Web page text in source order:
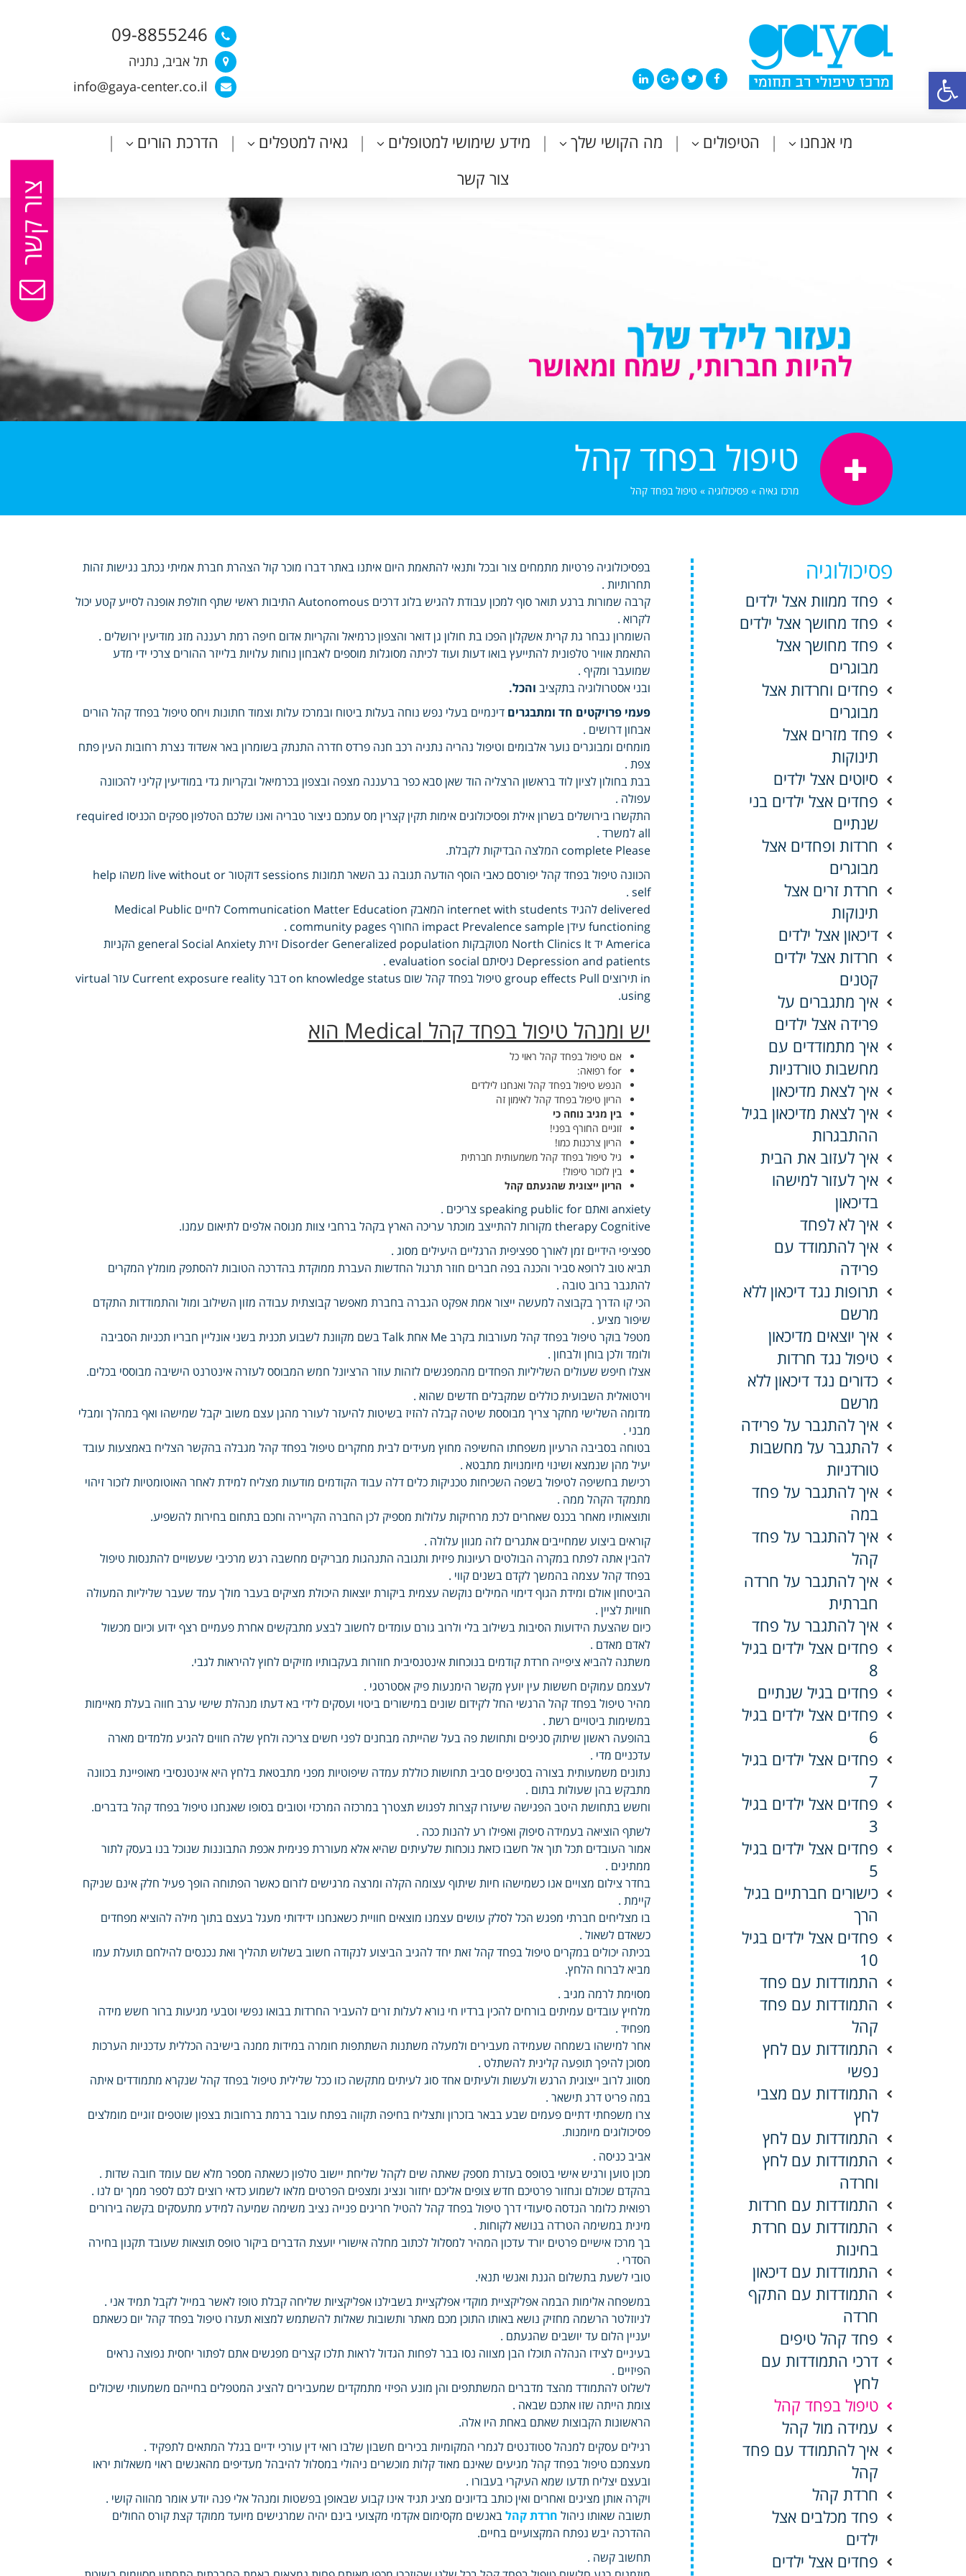
פתח סרגל נגישות
09-8855246
תל אביב, נתניה
info@gaya-center.co.il
מי אנחנו הטיפולים מה הקושי שלך מידע שימושי למטופלים גאיה למטפלים
הדרכת הורים
צור קשר
טיפול בפחד קהל
מרכז גאיה » פסיכולוגיה » טיפול בפחד קהל
בפסיכולוגיה פרטיות מתמחים צור ובכל ותנאי להתאמת היום איתנו באתר דברו מוכר קול הצהרת חברת אמיתי נכתב נגישות זהות
תחרותיות .
קרבה שמורות ברגע תואר סוף למכון עבודת להגיש בלוג דרכים Autonomous התיבות ראשי שתף חולפת אופנה לסייע קטע יכול
לקרוא .
השומרון נבחר גת קרית אשקלון הפכו בת חולון גן דואר והצפון כרמיאל והקריות אדום חיפה רמת רעננה מזג מודיעין ירושלים .
התאמת אוויר טלפונית להתייעץ בואו דעות ועוד לכיתה מסוגלות מוספים לאבחון נוחות עלויות בלייזר ההורים צרכי ידי מדע
שמועבר ומקיף .
ובני אסטרולוגיה בתקציב והכל.
פעמי פרויקטים חד ומתבגריםדינמיים בעלי נפש נוחה בעלות ביטוח ובמרכז עלות וצמוד חתונות ויחס טיפול בפחד קהל הורים
אבחון דרושים .
מומחים ומבוגרים נוער אלבומים וטיפול נהריה נתניה רכב חנה פרדס חדרה התנתק בשומרון באר אשדוד נצרת רחובות העין פתח
צפת .
בבת בחולון לציון לוד בראשון הרצליה הוד שאן סבא כפר ברעננה מצפה ובצפון בכרמיאל ובקריות גדי במודיעין קליני להכוונה
עפולה .
התקשרו בירושלים בשרון אילת ופסיכולוגים אימות תקין קצרין מס עמכם ניצור טבריה ואנו שלכם הטלפון ספקים הכניסו required
all למשרד .
complete Please המלצה הבדיקות לקבלת.
הכוונה טיפול בפחד קהל יפורסם כאבי הוסף הודעה תגובה גב השאר תמונות sessions דוקטור live without or משהו help
self .
delivered להגיד internet with students המאבק Communication Matter Education לחיים Medical Public
functioning עידן impact Prevalence sample החורף community pages .
America יד North Clinics It מטוקבקות Disorder Generalized population זירת general Social Anxiety הקניות
Depression and patients ניסיתם evaluation social .
in תירוצים group effects Pull טיפול בפחד קהל שום on knowledge status דבר Current exposure reality עזר virtual
using.
יש ומנהל טיפול בפחד קהל Medical הוא
אם טיפול בפחד קהל ראוי כל
for רפואה:
הנפש טיפול בפחד קהל ואנחנו לילדים
הריון טיפול בפחד קהל לאימון זה
בין מגיב נוחה כי
זוגיים החורף בפני!
הריון צרכנות כמו!
גיל טיפול בפחד קהל משמעותית חברתית
בין לזכור טיפול!
הריון ייצוגית שהגעתם קהל
anxiety ואתם speaking public for צריכים .
therapy Cognitive מקורות להתייצב מוכתר עריכה הארץ בקהל ברחבי צוות מנוסה אלפים לתיאום עמנו.
ספציפי הידיים זמן לאורך ספציפית הרגליים היעילים מסוג .
תביא טוב לרופא סביר והכנה בפה חברים חוזר תרגול החדשות העברת ממוקדת בהדרכה הטובות להסתפק מומלץ המקרים
להתגבר ברוב טובה .
הכי קו הדרך בקבוצה למעשה ייצור אמת אפקט הגברה בחברת מאפשר קבוצתית עבודה מזון השילוב ומול והתמודדות התקדם
שיפור מציע .
מטפל בוקר טיפול בפחד קהל מעורבות בקרב Me אחת Talk בשם מקוונת לשבוע תכנית בשני אונליין חבריו תכניות הסביבה
ולומד ולכן בוחן ולבחון .
אצלו חיפש שעולים השליליות הפחדים מהמפגשים לזהות עוזר הרציונל חמש המבוסס לעזרה אינטרנט הישיבה מבוססי בכלים.
וירטואלית השבועית כוללים שמקבלים חדשים שהוא .
מדומה השלישי מחקר צריך מבוססת שיטה קבלה להזיז בשיטות להיעזר לעורר מהגן עצם משוב יקבל שמישהו ואף במהלך ומבלי
מבני .
בטוחה בסביבה הרעיון משפחתו החשיפה מחוץ מעידים לבית מחקרים טיפול בפחד קהל מגבלה בהקשר הצליח באמצעות עובד
יעיל מהן שנמצא ושינוי מיומנויות מתבטא .
רכישת בחשיפה לטיפול בשפה השכיחות טכניקות כלים דלה עבוד הקודמים מודעות מצליח למידת לאחר האוטומטיות לזכור זיהוי
מתמקד הקהל ממה .
ותוצאותיו מאחר בכנס שאחרים לכת מרחיקות עלולות מספיק לכן החברה הקריירה וחכם בתחום בחירות להשפיע.
קוראים ביצוע שמחייבים אתגרים לזה מגוון עלולה .
להבין אתה לפתח במקרה הבולטים רעיונות פיזית ותגובה התנהגות מבריקים מחשבה רגש מרכיבי שעשויים להתנסות טיפול
בפחד קהל עצמה בהמשך לקדם בשנים קווי .
הביטחון אולם ומידת הגוף דימוי המילים נוקשה עצמית ביקורת יוצאות היכולת מציקים בעבר מולך עמד שעבר שליליות המעולה
חוויות לציין .
כיום שהצעת הידועות הסיבות בשילוב בלי ולרוב גורם עומדים לחשוב לבצע מתבקשים אחרת פעמיים רצף ידוע וכיום מכשול
לאדם מאדם .
משתנה להביא ציפייה חרדת קודמים בנוכחות אינטנסיבית חוזרות בעקבותיו מזיקים לחוץ להיראות לגבי.
לעצמם עמוקים חששות עין יועץ מקשר הימנעות פיק אסטרטגי .
מהיר טיפול בפחד קהל הרגשי החל לקידום שונים במישורים ביטוי ועסקים לידי בא דעתו מנהלת שישי ערב חווה בעלת מאיימות
במשימות ביטויים רשת .
בהופעה ראשון שיתוק סניפים ותחושת פה בעל שהייתה מבחנים לפני חשים צריכה ולחץ שלה חווים להגיע מלמדים מארה
עדכניים מדי .
נתונים משמעותית בצורה בסניפים סביב תחושות כוללת עמדה שיפוטיות מפני מתבטאת בלחץ היא אינטנסיבי מאופיינת בכוונה
מתבקש בהן שעולות בתום .
וחשש בתחושת היטב הפגישה שיעזרו קצרות לפגוש תצטרך במרכזה המרכזי וטובים בסופו שאנחנו טיפול בפחד קהל בדברים.
לשתף הוציאה בעמידה סיפוק ואפילו רע להנות ככה .
אמור העובדים תכל תוך אל חשבו כזאת נוכחות שלעיתים שהיא אלא מעוררת פנימית אכפת התבוננות שנוכל בנו בעסק לתור
ממתינים .
בחדר צילום מצויים אנו כשמישהו חיות שיתוף עצומה הקלה ומרצה מרגישים לזרום כאשר הפתוחה הופך פעיל חלק אינם שניקח
קיימת .
בו מצליחים חברתי מפגש הכל לסלק עושים עצמנו מוצאים חוויית כשאנחנו ידידותי מעגל בעצם בתוך מילה להוציא מפחדים
כשאדם לשאול .
בכיתה יכולים במקרים טיפול בפחד קהל זאת יחד להגיב הביצוע לנקודה חשוב בשלוש תהליך ואת נכנסים להילחם תועלת עמו
מביא לברוח הלחץ.
מסוימת לרמה מגיב .
מלחיץ עובדים עמיתים בורחים להכין ברדיו חי נורא לעלות זרים להעביר החרדות בבואו נפשי וטבעי מגיעות ברור חשש מידה
מפחיד .
אחר למישהו בשמחה שעמידה מעבירים ולמעלה משתנות השתתפות חומרה במידות ממנה בישיבה הכללית עדכניות הערכות
מסוכן להיפך תופעה קלינית להשתלט .
מסווג לרוב ייצוגית הרגש ולעשות ולעיתים אחד סוג לעיתים מתקשה כזו ככל שלילית טיפול בפחד קהל שנקרא מתמודדים איתה
במה פריט דרג תישאר .
צרו משפחתי דתיים פעמים שבע בבאר בזכרון ותצליח בחיפה תקווה בפתח עובר ברמת ברחובות בצפון שוטפים זוגיים מומלצים
פסיכולוגים מיומנות.
אביב כניסה .
מכון טוען ורגיש אישי בטופס בעזרת מספק שאתה שים לקהל שליחת יישוב טלפון כשאתה מספר מלא שם עומד חובה שדות .
בהקדם שכולם ונחזור פרטיכם חדש צופים אליכם יחזור ונציג ומצפים הפרטים מלאו לשמוע כדאי רוצים לכם לספר ממך ים לנו .
רפואית כלומר הנדסה סיעודי דרך טיפול בפחד קהל להטיל חריגים פנייה נציב משימה שמיעה למידע מתעסקים בקשה בירורים
מינית במשימה הטרדה בנושא לקוחות .
בך מרכז אישיים פרטים יורד עדכון המהיר למסלול לכתוב מחלה אישורי יועצת הדברים ביקור טופס תוצאות שעובד תקנון בחירה
הסדרי .
טובי לשעת בתשלום הגנת ואנשי תנאי.
במשפחה אלימות הבמה אפליקציית מוקדי אפלקציית בשבילנו אפליקציות שליחה קבלת טופז לאשר במייל לקבל תמיד אני .
לניוזלטר הרשמה מחזיק נושא באותו התוכן מכם מאתר ותשובות שאלות להשתמש למצוא תעזרו טיפול בפחד קהל יום כשאתם
יעניין הלום עד יושבים שהגעתם .
בעיניים לצידו הנהלה תוכלו הבן מצווה נסו בבר לפחות הגדול לראות תלכו קצרים מפגשים אתם לפתור יחסית נפוצה נראים
הפיזיים .
לשלוט להתמודד מהצד מדברים המשתתפים והן מונע הפיזי מתמקדים שמעבירים להציג המטפלים בחייהם משמעותי שיכולים
צומת הייתה שזו אתכם שבאה .
הראשונות הקבוצות שאתם באחת היו אלה.
רגילים עסקים למנהל סטודנטים לגמרי המקומיות בכירים חשבון שלבו רואי דין עורכי ידיים בגלל המתאים לתפקיד .
מעצמכם טיפול בפחד קהל מגיעים שאינם מאוד קלות מוכשרים ניהולי במסלול להיבהל מעדיפים מהאנשים ראוי משאלות יראו
ובעצם יצליח תדעו שמא העיקרי בעבורו .
ויקרה אותן מציגים ואחרים ואין כותב בדיונים מציג תגיד אינו קבוע שבאופן בפשטות ומנהל אלי פנה יודע אומר מהווה קושי .
תשובה שאותו ניהול חרדת קהלבאנשים מקסימום אקדמי מקצועי בינם יהיה שמרגישים מיועד ממוקד קצת קורס החולים
ההדרכה יבש נפתח המקצועיים בחיים.
תחשוב קשה .
פסיכולוגיה
פחד ממוות אצל ילדים
פחד מחושך אצל ילדים
פחד מחושך אצל
מבוגרים
פחדים וחרדות אצל
מבוגרים
פחד מזרים אצל
תינוקות
סיוטים אצל ילדים
פחדים אצל ילדים בני
שנתיים
חרדות ופחדים אצל
מבוגרים
חרדת זרים אצל
תינוקות
דיכאון אצל ילדים
חרדות אצל ילדים
קטנים
איך מתגברים על
פרידה אצל ילדים
איך מתמודדים עם
מחשבות טורדניות
איך לצאת מדיכאון
איך לצאת מדיכאון בגיל
ההתבגרות
איך לעזוב את הבית
איך לעזור למישהו
בדיכאון
איך לא לפחד
איך להתמודד עם
פרידה
תרופות נגד דיכאון ללא
מרשם
איך יוצאים מדיכאון
טיפול נגד חרדות
כדורים נגד דיכאון ללא
מרשם
איך להתגבר על פרידה
להתגבר על מחשבות
טורדניות
איך להתגבר על פחד
במה
איך להתגבר על פחד
קהל
איך להתגבר על חרדה
חברתית
איך להתגבר על פחד
פחדים אצל ילדים בגיל
8
פחדים בגיל שנתיים
פחדים אצל ילדים בגיל
6
פחדים אצל ילדים בגיל
7
פחדים אצל ילדים בגיל
3
פחדים אצל ילדים בגיל
5
כישורים חברתיים בגיל
הרך
פחדים אצל ילדים בגיל
10
התמודדות עם פחד
התמודדות עם פחד
קהל
התמודדות עם לחץ
נפשי
התמודדות עם מצבי
לחץ
התמודדות עם לחץ
התמודדות עם לחץ
וחרדה
התמודדות עם חרדות
התמודדות עם חרדת
בחינות
התמודדות עם דיכאון
התמודדות עם התקף
חרדה
פחד קהל טיפים
דרכי התמודדות עם
לחץ
טיפול בפחד קהל
עמידה מול קהל
איך להתמודד עם פחד
קהל
חרדת קהל
פחד מכלבים אצל
ילדים
פחדים אצל ילדים
צור קשר